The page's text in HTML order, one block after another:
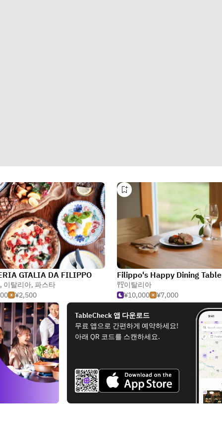
GTALIA DA FILIPPO
, 이탈리아, 파스타
¥2,500
Filippo's Happy Dining Table
이탈리아
¥10,000
¥7,000
TableCheck 앱 다운로드
무료 앱으로 간편하게 예약하세요!
아래 QR 코드를 스캔하세요.